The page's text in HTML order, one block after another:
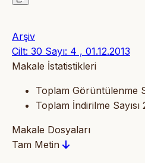
Arşiv
Cilt: 30 Sayı: 4 , 01.12.2013
Makale İstatistikleri
Toplam Görüntülenme
Toplam İndirilme Sayısı
Makale Dosyaları
Tam Metin